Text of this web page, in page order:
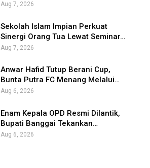
Aug 7, 2026
Sekolah Islam Impian Perkuat
Sinergi Orang Tua Lewat Seminar…
Aug 7, 2026
Anwar Hafid Tutup Berani Cup,
Bunta Putra FC Menang Melalui…
Aug 6, 2026
Enam Kepala OPD Resmi Dilantik,
Bupati Banggai Tekankan…
Aug 6, 2026